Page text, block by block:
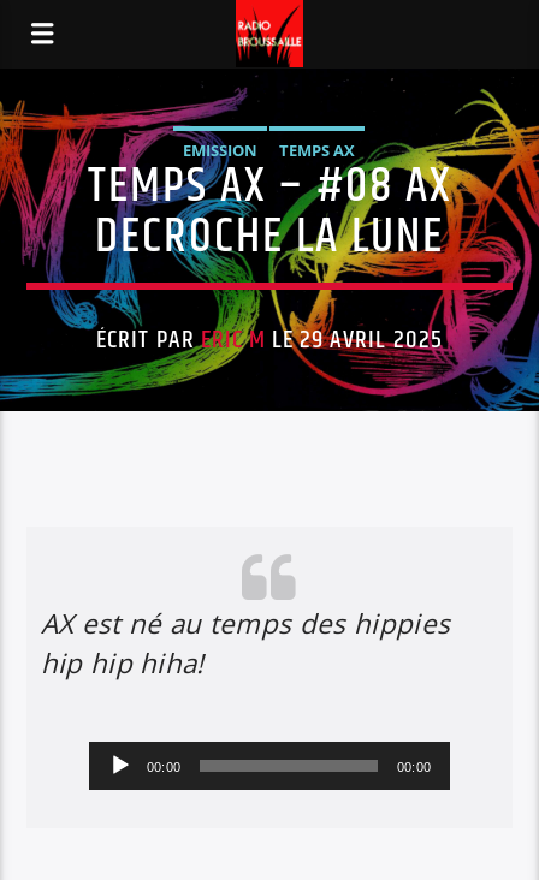
EMISSION TEMPS AX
TEMPS AX – #08 AX
DECROCHE LA LUNE
ÉCRIT PARERIC M LE 29 AVRIL 2025
AX est né au temps des hippies
hip hip hiha!
Lecteur
audio
00:00 00:00